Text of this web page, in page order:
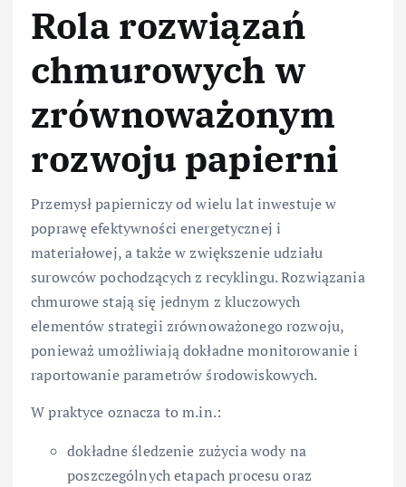
Rola rozwiązań
chmurowych w
zrównoważonym
rozwoju papierni
Przemysł papierniczy od wielu lat inwestuje w
poprawę efektywności energetycznej i
materiałowej, a także w zwiększenie udziału
surowców pochodzących z recyklingu. Rozwiązania
chmurowe stają się jednym z kluczowych
elementów strategii zrównoważonego rozwoju,
ponieważ umożliwiają dokładne monitorowanie i
raportowanie parametrów środowiskowych.
W praktyce oznacza to m.in.:
dokładne śledzenie zużycia wody na
poszczególnych etapach procesu oraz